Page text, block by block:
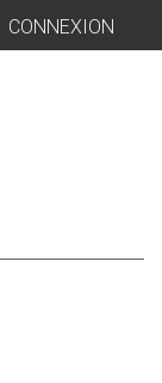
CONNEXION